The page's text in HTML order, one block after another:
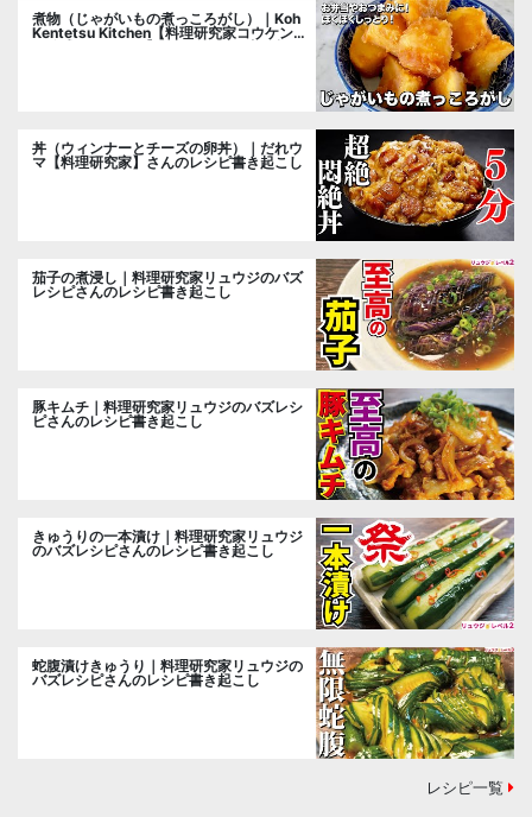
煮物（じゃがいもの煮っころがし）｜Koh
Kentetsu Kitchen【料理研究家コウケンテ
丼（ウィンナーとチーズの卵丼）｜だれウ
マ【料理研究家】さんのレシピ書き起こし
茄子の煮浸し｜料理研究家リュウジのバズ
レシピさんのレシピ書き起こし
豚キムチ｜料理研究家リュウジのバズレシ
ピさんのレシピ書き起こし
きゅうりの一本漬け｜料理研究家リュウジ
のバズレシピさんのレシピ書き起こし
蛇腹漬けきゅうり｜料理研究家リュウジの
バズレシピさんのレシピ書き起こし
レシピ一覧